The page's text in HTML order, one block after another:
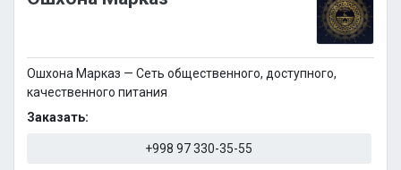
Ошхона Марказ — Сеть общественного, доступного,
качественного питания
Заказать:
+998 97 330-35-55